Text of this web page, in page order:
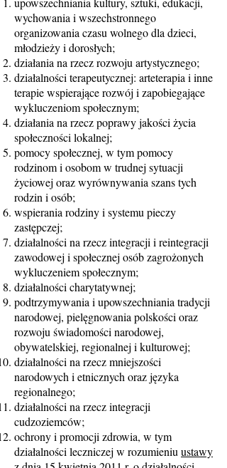
wychowania i wszechstronnego
organizowania czasu wolnego dla dzieci,
młodzieży i dorosłych;
działania na rzecz rozwoju artystycznego;
działalności terapeutycznej: arteterapia i inne
terapie wspierające rozwój i zapobiegające
wykluczeniom społecznym;
działania na rzecz poprawy jakości życia
społeczności lokalnej;
pomocy społecznej, w tym pomocy
rodzinom i osobom w trudnej sytuacji
życiowej oraz wyrównywania szans tych
rodzin i osób;
wspierania rodziny i systemu pieczy
zastępczej;
działalności na rzecz integracji i reintegracji
zawodowej i społecznej osób zagrożonych
wykluczeniem społecznym;
działalności charytatywnej;
podtrzymywania i upowszechniania tradycji
narodowej, pielęgnowania polskości oraz
rozwoju świadomości narodowej,
obywatelskiej, regionalnej i kulturowej;
działalności na rzecz mniejszości
narodowych i etnicznych oraz języka
regionalnego;
działalności na rzecz integracji
cudzoziemców;
ochrony i promocji zdrowia, w tym
działalności leczniczej w rozumieniu ustawy